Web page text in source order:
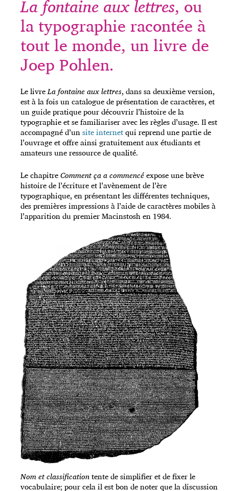
La fontaine aux lettres, ou
la typographie racontée à
tout le monde, un livre de
Joep Pohlen.
Le livreLa fontaine aux lettres, dans sa deuxième version,
est à la fois un catalogue de présentation de caractères, et
un guide pratique pour découvrir l’histoire de la
typographie et se familiariser avec les règles d’usage. Il est
accompagné d’unsite internetqui reprend une partie de
l’ouvrage et offre ainsi gratuitement aux étudiants et
amateurs une ressource de qualité.
Le chapitreComment ça a commencéexpose une brève
histoire de l’écriture et l’avènement de l’ère
typographique, en présentant les différentes techniques,
des premières impressions à l’aide de caractères mobiles à
l’apparition du premier Macinstosh en 1984.
Nom et classificationtente de simplifier et de fixer le
vocabulaire; pour cela il est bon de noter que la discussion